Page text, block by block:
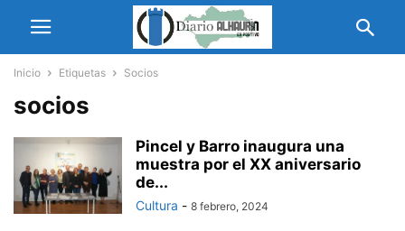
Inicio Etiquetas Socios
socios
Pincel y Barro inaugura una
muestra por el XX aniversario
de...
Cultura - 8 febrero, 2024